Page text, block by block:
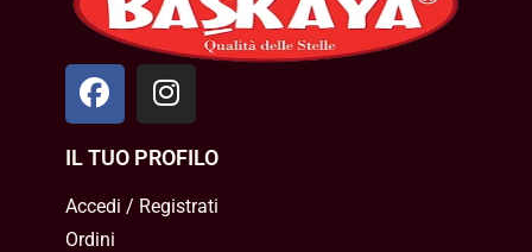
IL TUO PROFILO
Accedi / Registrati
Ordini